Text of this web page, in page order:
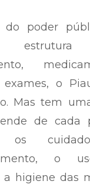
do poder
estrutura
o
Mas tem
de cada
os
o
a higiene das